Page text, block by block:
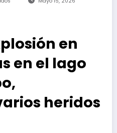
en
en el lago
heridos